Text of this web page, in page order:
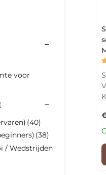
voor
(40)
(38)
/ Wedstrijden